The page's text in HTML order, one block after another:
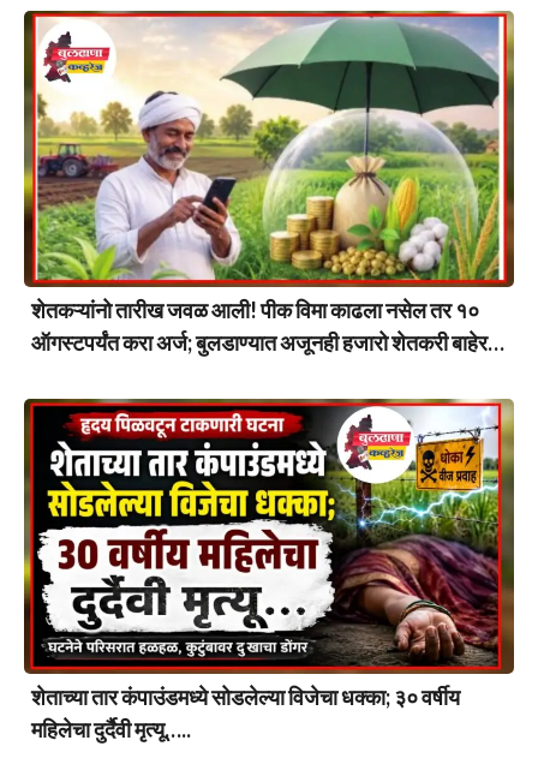
शेतकऱ्यांनो तारीख जवळ आली! पीक विमा काढला नसेल तर १०
ऑगस्टपर्यंत करा अर्ज; बुलडाण्यात अजूनही हजारो शेतकरी बाहेर…
शेताच्या तार कंपाउंडमध्ये सोडलेल्या विजेचा धक्का; ३० वर्षीय
महिलेचा दुर्दैवी मृत्यू…..